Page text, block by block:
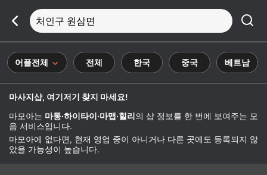
처인구 원삼면
어플전체 전체 한국 중국 베트남
마사지샵, 여기저기 찾지 마세요!
마모아는 마통·하이타이·마맵·힐리 의 샵 정보를 한 번에 보여주는 모
음 서비스입니다.
마모아에 없다면, 현재 영업 중이 아니거나 다른 곳에도 등록되지 않
았을 가능성이 높습니다.